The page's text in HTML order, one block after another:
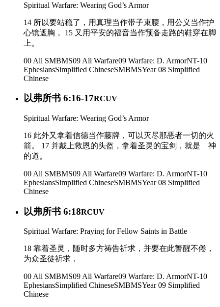
Spiritual Warfare: Wearing God’s Armor
14 所以要站稳了，用真理当作带子束腰，用公义当作护
心镜遮胸， 15 又用平安的福音当作预备走路的鞋穿在脚
上。
00 All SMBMS09 All Warfare09 Warfare: D. ArmorNT-10
EphesiansSimplified ChineseSMBMSYear 08 Simplified
Chinese
以弗所书 6:16-17RCUV
Spiritual Warfare: Wearing God’s Armor
16 此外又拿着信德当作藤牌，可以灭尽那恶者一切的火
箭。 17 并戴上救恩的头盔，拿着圣灵的宝剑，就是 神
的道。
00 All SMBMS09 All Warfare09 Warfare: D. ArmorNT-10
EphesiansSimplified ChineseSMBMSYear 08 Simplified
Chinese
以弗所书 6:18RCUV
Spiritual Warfare: Praying for Fellow Saints in Battle
18 靠着圣灵，随时多方祷告祈求，并要在此警醒不倦，
为众圣徒祈求，
00 All SMBMS09 All Warfare09 Warfare: D. ArmorNT-10
EphesiansSimplified ChineseSMBMSYear 09 Simplified
Chinese